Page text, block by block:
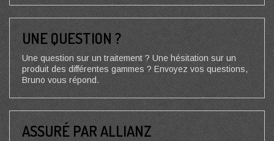
UNE QUESTION ?
Une question sur un traitement ? Une hésitation sur un
produit des différentes gammes ? Envoyez vos questions,
Bruno vous répond.
ASSURÉ PAR ALLIANZ